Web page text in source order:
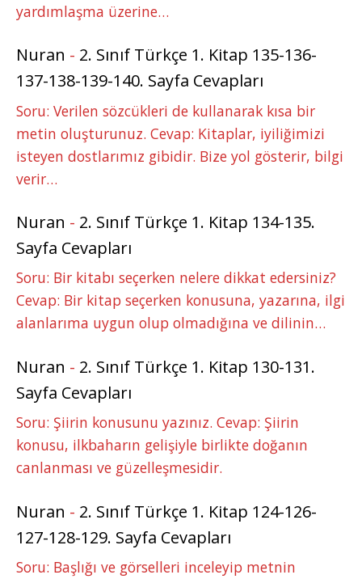
yardımlaşma üzerine…
Nuran - 2. Sınıf Türkçe 1. Kitap 135-136-
137-138-139-140. Sayfa Cevapları
Soru: Verilen sözcükleri de kullanarak kısa bir
metin oluşturunuz. Cevap: Kitaplar, iyiliğimizi
isteyen dostlarımız gibidir. Bize yol gösterir, bilgi
verir…
Nuran - 2. Sınıf Türkçe 1. Kitap 134-135.
Sayfa Cevapları
Soru: Bir kitabı seçerken nelere dikkat edersiniz?
Cevap: Bir kitap seçerken konusuna, yazarına, ilgi
alanlarıma uygun olup olmadığına ve dilinin…
Nuran - 2. Sınıf Türkçe 1. Kitap 130-131.
Sayfa Cevapları
Soru: Şiirin konusunu yazınız. Cevap: Şiirin
konusu, ilkbaharın gelişiyle birlikte doğanın
canlanması ve güzelleşmesidir.
Nuran - 2. Sınıf Türkçe 1. Kitap 124-126-
127-128-129. Sayfa Cevapları
Soru: Başlığı ve görselleri inceleyip metnin